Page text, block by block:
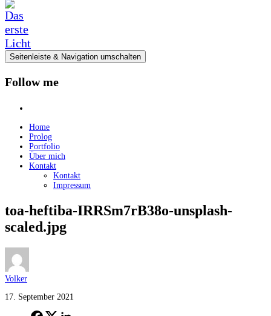
Seitenleiste & Navigation umschalten
Follow me
Home
Prolog
Portfolio
Über mich
Kontakt
Kontakt
Impressum
toa-heftiba-IRRSm7rB38o-unsplash-
scaled.jpg
Volker
17. September 2021